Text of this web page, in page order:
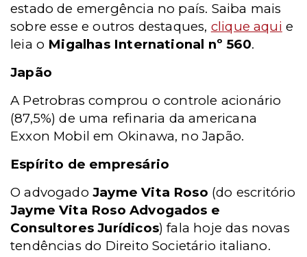
estado de emergência no país. Saiba mais
sobre esse e outros destaques, clique aqui e
leia o Migalhas International nº 560.
Japão
A Petrobras comprou o controle acionário
(87,5%) de uma refinaria da americana
Exxon Mobil em Okinawa, no Japão.
Espírito de empresário
O advogadoJayme Vita Roso (do escritório
Jayme Vita Roso Advogados e
Consultores Jurídicos) fala hoje das novas
tendências do Direito Societário italiano.